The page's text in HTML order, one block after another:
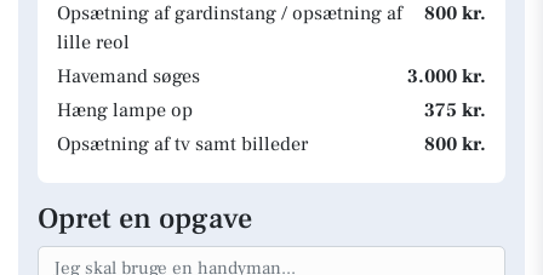
Opsætning af gardinstang / opsætning af
lille reol
800 kr.
Havemand søges
3.000 kr.
Hæng lampe op
375 kr.
Opsætning af tv samt billeder
800 kr.
Opret en opgave